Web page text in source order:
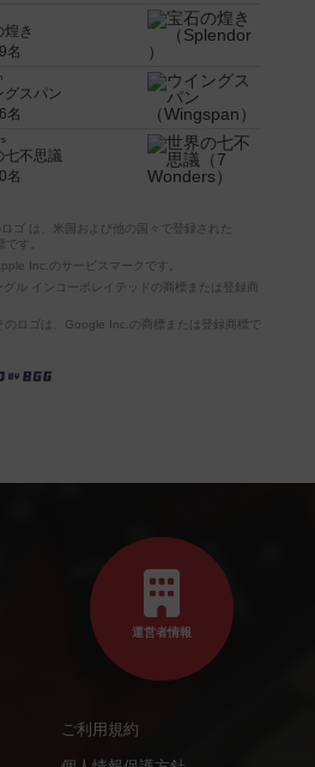
き
名
グスパン
名
七不思議
名
ゴ は、米国および他の国々で登録された
す。
Inc.のサービスマークです。
ル インコーポレイテッドの商標または登録商
ロゴは、Google Inc.の商標または登録商標で
運営者情報
ご利用規約